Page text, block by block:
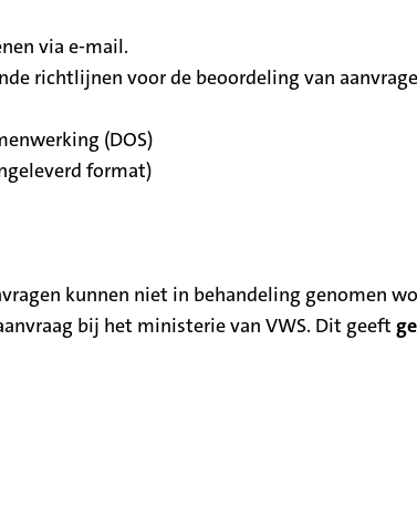
via e-mail.
richtlijnen voor de beoordeling van
(DOS)
format)
kunnen niet in behandeling genomen
bij het ministerie van VWS. Dit geeft